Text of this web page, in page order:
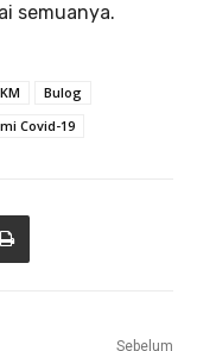
semuanya.
Bulog
Covid-19
Sebelum